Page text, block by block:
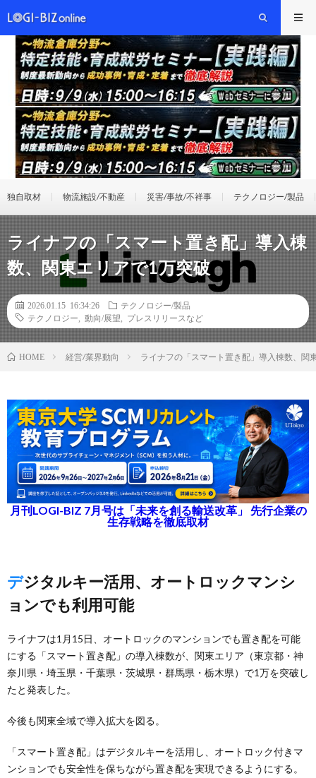
独自取材 物流施設/不動産 災害/事故/不祥事 テクノロジー/製品
ライナフの「スマート置き配」導入棟
数、関東エリアで1万突破
2026.01.15 16:34:26
テクノロジー/製品
テクノロジー
動向/展望 プレスリリースなど
HOME 経営/業界動向 ライナフの「スマート置き配」導入棟数、関
月刊LOGI-BIZ 7月号は「未来を創る輸送改革」 先行企業の
生存戦略を徹底取材
デジタルキー活用、オートロックマンシ
ョンでも利用可能
ライナフは1月15日、オートロックのマンションでも置き配を可能
にする「スマート置き配」の導入棟数が、関東エリア（東京都・神
奈川県・埼玉県・千葉県・茨城県・群馬県・栃木県）で1万を突破し
たと発表した。
今後も関東全域で導入拡大を図る。
「スマート置き配」はデジタルキーを活用し、オートロック付きマ
ンションでも安全性を保ちながら置き配を実現できるようにする。